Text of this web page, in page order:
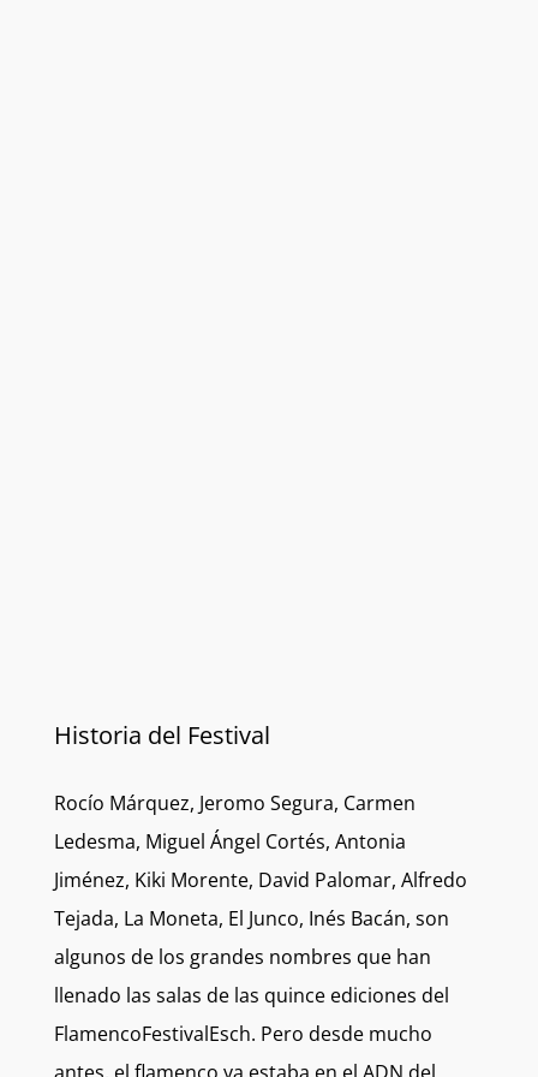
Historia del Festival
Rocío Márquez, Jeromo Segura, Carmen
Ledesma, Miguel Ángel Cortés, Antonia
Jiménez, Kiki Morente, David Palomar, Alfredo
Tejada, La Moneta, El Junco, Inés Bacán, son
algunos de los grandes nombres que han
llenado las salas de las quince ediciones del
FlamencoFestivalEsch. Pero desde mucho